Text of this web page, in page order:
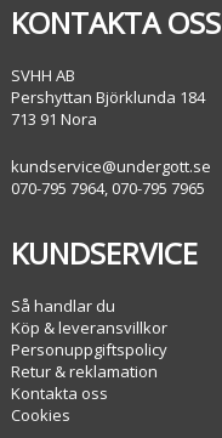
KONTAKTA OSS
SVHH AB
Pershyttan Björklunda 184
713 91 Nora
kundservice@undergott.se
070-795 7964, 070-795 7965
KUNDSERVICE
Så handlar du
Köp & leveransvillkor
Personuppgiftspolicy
Retur & reklamation
Kontakta oss
Cookies